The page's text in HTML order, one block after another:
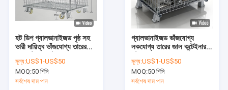
আমাদের সম্বন্ধে
গুণগত মান নিয়ন্ত্রণ
হট ডিপ গ্যালভানাইজড পৃষ্ঠ সহ
ভারী দায়িত্ব ভাঁজযোগ্য তারের
মূল্য:US$1-US$50
MOQ:50 পিসি
সর্বশেষ দাম পান
গ্যালভানাইজড ভাঁজযোগ্য
লকযোগ্য তারের জাল কন্টেইনার
মূল্য:US$1-US$50
MOQ:50 পিসি
সর্বশেষ দাম পান